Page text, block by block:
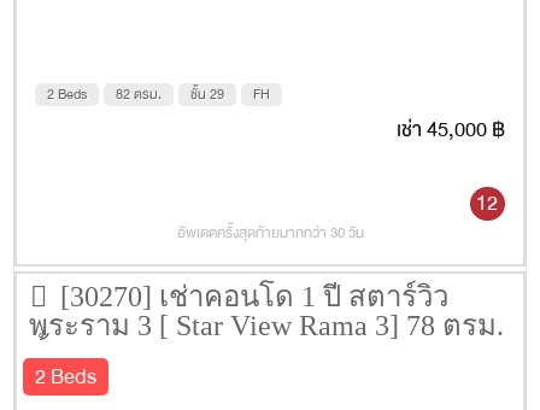
2 Beds 82 ตรม. ชั้น 29 FH
เช่า 45,000 ฿
12
อัพเดตครั้งสุดท้ายมากกว่า 30 วัน
[30270] เช่าคอนโด 1 ปี สตาร์วิว
พระราม 3 [ Star View Rama 3] 78 ตรม.
ชั้น 22
2 Beds